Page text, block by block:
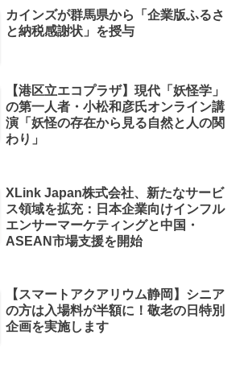
カインズが群馬県から「企業版ふるさ
と納税感謝状」を授与
【港区立エコプラザ】現代「妖怪学」
の第一人者・小松和彦氏オンライン講
演「妖怪の存在から見る自然と人の関
わり」
XLink Japan株式会社、新たなサービ
ス領域を拡充：日本企業向けインフル
エンサーマーケティングと中国・
ASEAN市場支援を開始
【スマートアクアリウム静岡】シニア
の方は⼊場料が半額に！敬老の日特別
企画を実施します